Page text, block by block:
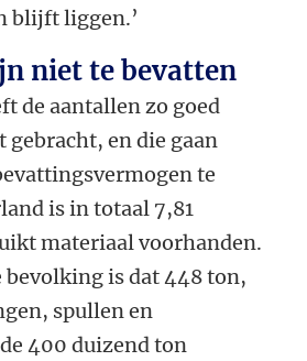
blijft liggen.’
niet te bevatten
de aantallen zo goed
en die gaan
te
is in totaal 7,81
materiaal voorhanden.
bevolking is dat 448 ton,
spullen en
400 duizend ton